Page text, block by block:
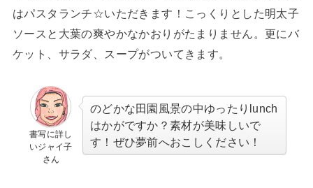
はパスタランチ☆いただきます！こっくりとした明太子
ソースと大葉の爽やかなかおりがたまりません。更にバ
ケット、サラダ、スープがついてきます。
書写に詳し
いジャイ子
さん
のどかな田園風景の中ゆったりlunch
はかがですか？素材が美味しいで
す！ぜひ夢前へおこしください！